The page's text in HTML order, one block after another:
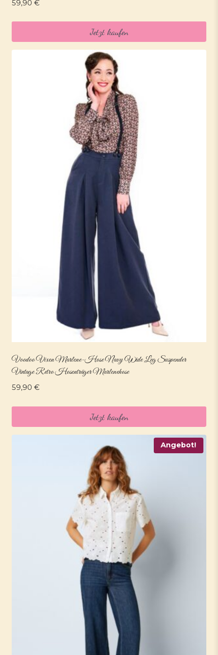
59,90 €
Jetzt kaufen
Voodoo Vixen Marlene-Hose Navy Wide Leg Suspender
Vintage Retro Hosenträger Marlenehose
59,90 €
Jetzt kaufen
Angebot!